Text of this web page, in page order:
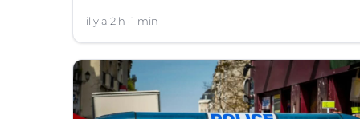
il y a 2 h 1 min